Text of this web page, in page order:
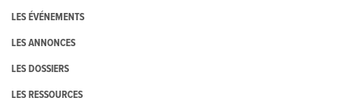
LES ÉVÉNEMENTS
LES ANNONCES
LES DOSSIERS
LES RESSOURCES